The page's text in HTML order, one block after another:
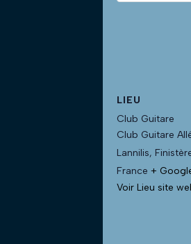
LIEU
Club Guitare
Club Guitare
Lannilis,
France +
Voir Lieu site